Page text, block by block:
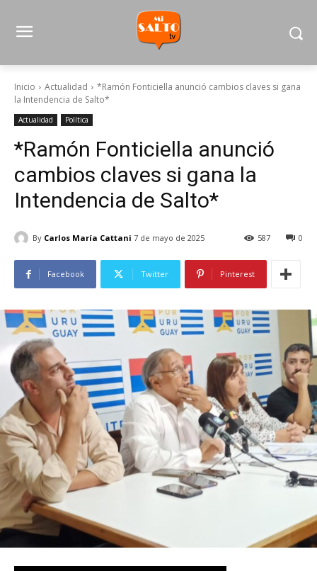
Inicio Actualidad
*Ramón Fonticiella anunció cambios claves si gana
la Intendencia de Salto*
Actualidad Política
*Ramón Fonticiella anunció
cambios claves si gana la
Intendencia de Salto*
By Carlos María Cattani 7 de mayo de 2025 0
587
Facebook Twitter Pinterest